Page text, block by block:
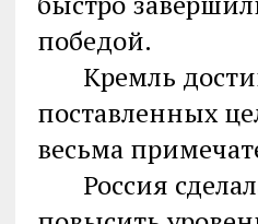
победой.
Кремль
поставленных
весьма
Россия